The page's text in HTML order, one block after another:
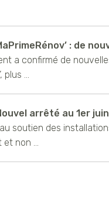
: de
a confirmé de
...
arrêté au 1er
soutien des
non ...